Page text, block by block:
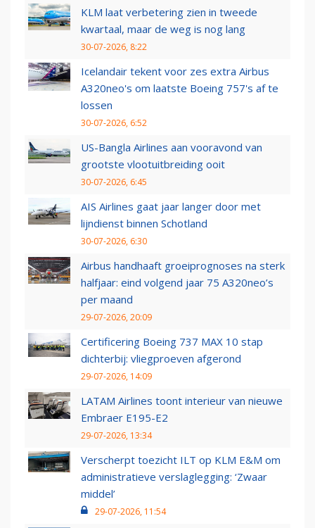
KLM laat verbetering zien in tweede
kwartaal, maar de weg is nog lang
30-07-2026, 8:22
Icelandair tekent voor zes extra Airbus
A320neo's om laatste Boeing 757's af te
lossen
30-07-2026, 6:52
US-Bangla Airlines aan vooravond van
grootste vlootuitbreiding ooit
30-07-2026, 6:45
AIS Airlines gaat jaar langer door met
lijndienst binnen Schotland
30-07-2026, 6:30
Airbus handhaaft groeiprognoses na sterk
halfjaar: eind volgend jaar 75 A320neo’s
per maand
29-07-2026, 20:09
Certificering Boeing 737 MAX 10 stap
dichterbij: vliegproeven afgerond
29-07-2026, 14:09
LATAM Airlines toont interieur van nieuwe
Embraer E195-E2
29-07-2026, 13:34
Verscherpt toezicht ILT op KLM E&M om
administratieve verslaglegging: ‘Zwaar
middel’
29-07-2026, 11:54